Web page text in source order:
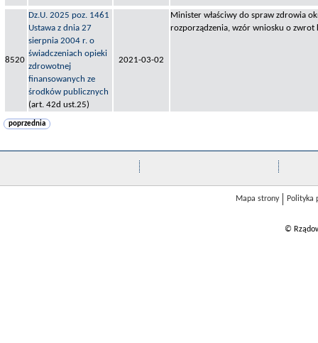
8520
Dz.U. 2025 poz. 1461
Ustawa z dnia 27
sierpnia 2004 r. o
świadczeniach opieki
zdrowotnej
finansowanych ze
środków publicznych
(art. 42d ust.25)
2021-03-02
Minister właściwy do spraw zdrowia
rozporządzenia, wzór wniosku o zwrot
poprzednia
Mapa strony Polityka
©